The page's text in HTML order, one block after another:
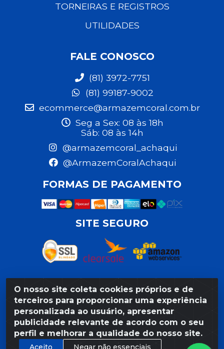
O nosso site coleta cookies próprios e de
terceiros para proporcionar uma experiência
personalizada ao usuário, apresentar
publicidade relevante de acordo com o seu
perfil e melhorar a qualidade do nosso site.
Aceito Negar não essenciais
TORNEIRAS E REGISTROS
UTILIDADES
FALE CONOSCO
(81) 3972-7751
(81) 99187-9002
ecommerce@armazemcoral.com.br
Seg a Sex: 08 às 18h
Sáb: 08 às 14h
@armazemcoral_achaqui
@ArmazemCoralAchaqui
FORMAS DE PAGAMENTO
SITE SEGURO
Razão Social: Armazém Coral LTDA - Rua da Praia,
103 - São José - Recife/PE - CEP 50020-550 -
CNPJ 11.623.188/0027-80